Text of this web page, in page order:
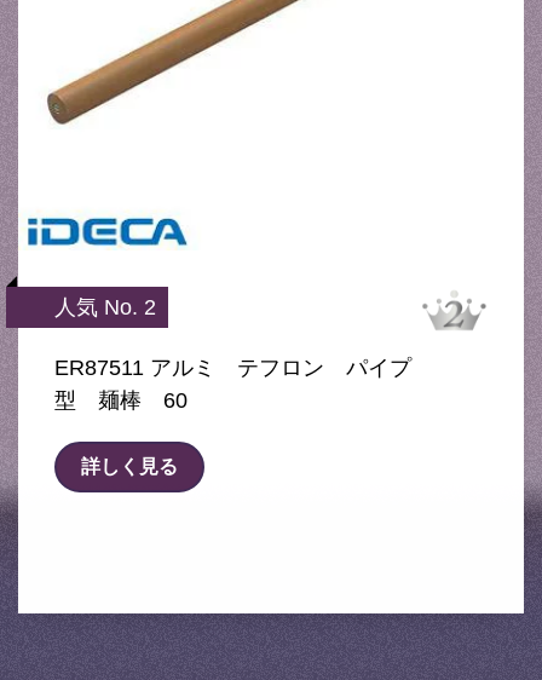
人気 No. 2
ER87511 アルミ テフロン パイプ
型 麺棒 60
詳しく見る